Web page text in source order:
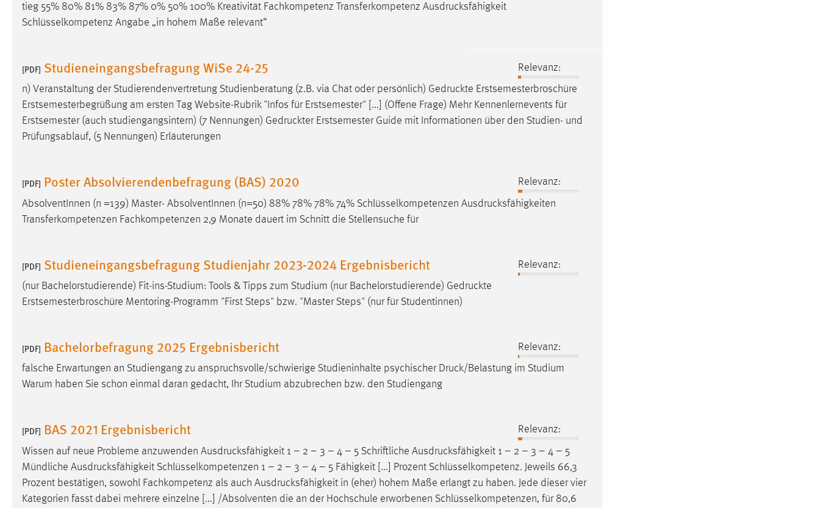
tieg 55% 80% 81% 83% 87% 0% 50% 100% Kreativität Fachkompetenz Transferkompetenz Ausdrucksfähigkeit
Schlüsselkompetenz Angabe „in hohem Maße relevant“
[PDF] Studieneingangsbefragung WiSe 24-25
Relevanz:
n) Veranstaltung der Studierendenvertretung Studienberatung (z.B. via Chat oder persönlich) Gedruckte Erstsemesterbroschüre
Erstsemesterbegrüßung am ersten Tag Website-Rubrik "Infos für Erstsemester" [...] (Offene Frage) Mehr Kennenlernevents für
Erstsemester (auch studiengangsintern) (7 Nennungen) GedruckterErstsemester Guide mit Informationen über den Studien- und
Prüfungsablauf, (5 Nennungen) Erläuterungen
[PDF] Poster Absolvierendenbefragung (BAS) 2020
Relevanz:
AbsolventInnen (n =139) Master- AbsolventInnen (n=50) 88% 78% 78% 74% Schlüsselkompetenzen Ausdrucksfähigkeiten
Transferkompetenzen Fachkompetenzen 2,9 Monate dauert im Schnitt die Stellensuche für
[PDF] Studieneingangsbefragung Studienjahr 2023-2024 Ergebnisbericht
Relevanz:
(nur Bachelorstudierende) Fit-ins-Studium: Tools & Tipps zum Studium (nur Bachelorstudierende) Gedruckte
Erstsemesterbroschüre Mentoring-Programm "First Steps" bzw. "Master Steps" (nur für Studentinnen)
[PDF] Bachelorbefragung 2025 Ergebnisbericht
Relevanz:
falsche Erwartungen an Studiengang zu anspruchsvolle/schwierige Studieninhalte psychischer Druck/Belastung im Studium
Warum haben Sie schon einmal daran gedacht, Ihr Studium abzubrechen bzw. den Studiengang
[PDF] BAS 2021 Ergebnisbericht
Relevanz:
Wissen auf neue Probleme anzuwenden Ausdrucksfähigkeit 1 – 2 – 3 – 4 – 5 Schriftliche Ausdrucksfähigkeit 1 – 2 – 3 – 4 – 5
Mündliche Ausdrucksfähigkeit Schlüsselkompetenzen 1 – 2 – 3 – 4 – 5 Fähigkeit [...] Prozent Schlüsselkompetenz. Jeweils 66,3
Prozent bestätigen, sowohl Fachkompetenz als auch Ausdrucksfähigkeit in (eher) hohem Maße erlangt zu haben. Jede dieser vier
Kategorien fasst dabei mehrere einzelne [...] /Absolventen die an der Hochschule erworbenen Schlüsselkompetenzen, für 80,6
Chat
5e9dbeb1811c0446
Zweck:
Wird benötigt um die Chatfunktion
nutzen zu können.
Cookie Laufzeit:
MibewSessionID, mibew-chat-frame-
style-5e9dbeb1811c0446 =
Login
Name: fe_user, be_user, be_lastLoginProvider
der Website einloggen zu können.
Cookie Laufzeit: 24 Stunden
Statistik Cookies erfassen Informationen anonym.
Diese Informationen helfen uns zu verstehen, wie
unsere Besucher unsere Website nutzen.
Name: _pk_ref, _pk_cvar, _pk_id, _pk_ses
Zweck:
Cookie Laufzeit: Max. 13 Monate